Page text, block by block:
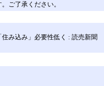
ご了承ください。
み込み」必要性低く : 読売新聞